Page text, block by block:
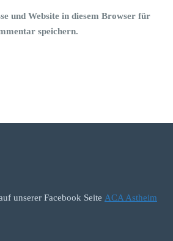
und Website in diesem Browser für
speichern.
unserer Facebook Seite ACA Astheim